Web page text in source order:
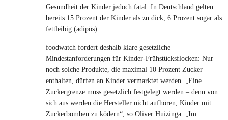
Gesundheit der Kinder jedoch fatal. In Deutschland gelten
bereits 15 Prozent der Kinder als zu dick, 6 Prozent sogar als
fettleibig (adipös).
foodwatch fordert deshalb klare gesetzliche
Mindestanforderungen für Kinder-Frühstücksflocken: Nur
noch solche Produkte, die maximal 10 Prozent Zucker
enthalten, dürfen an Kinder vermarktet werden. „Eine
Zuckergrenze muss gesetzlich festgelegt werden – denn von
sich aus werden die Hersteller nicht aufhören, Kinder mit
Zuckerbomben zu ködern“, so Oliver Huizinga. „Im